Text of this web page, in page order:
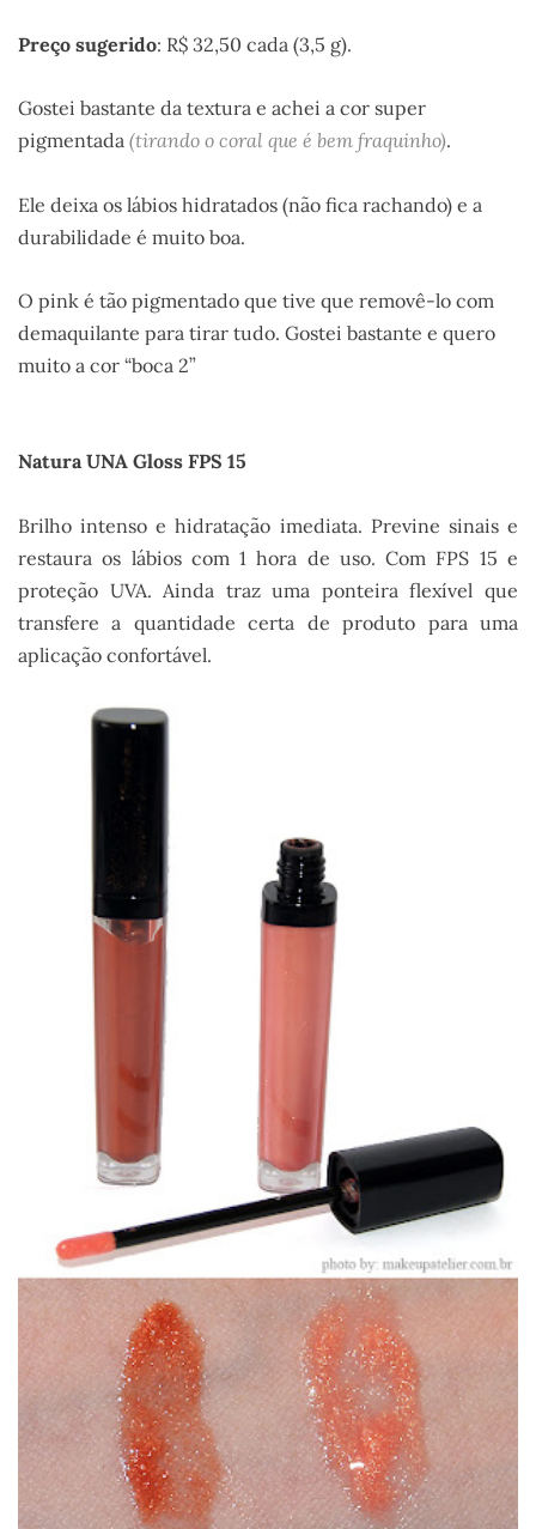
Preço sugerido: R$ 32,50 cada (3,5 g).
Gostei bastante da textura e achei a cor super
pigmentada (tirando o coral que é bem fraquinho).
Ele deixa os lábios hidratados (não fica rachando) e a
durabilidade é muito boa.
O pink é tão pigmentado que tive que removê-lo com
demaquilante para tirar tudo. Gostei bastante e quero
muito a cor “boca 2”
Natura UNA Gloss FPS 15
Brilho intenso e hidratação imediata. Previne sinais e
restaura os lábios com 1 hora de uso. Com FPS 15 e
proteção UVA. Ainda traz uma ponteira flexível que
transfere a quantidade certa de produto para uma
aplicação confortável.